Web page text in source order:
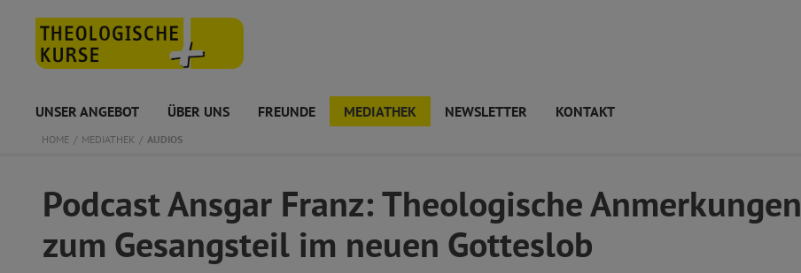
UNSER ANGEBOT ÜBER UNS FREUNDE MEDIATHEK NEWSLETTER KONTAKT
HOME MEDIATHEK AUDIOS
Podcast Ansgar Franz: Theologische Anmerkungen
zum Gesangsteil im neuen Gotteslob